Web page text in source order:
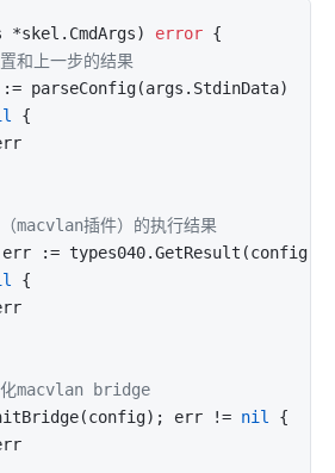
*skel.CmdArgs) error {
和上一步的结果
{
macvlan插件）的执行结果
{
macvlan bridge
err != nil
{